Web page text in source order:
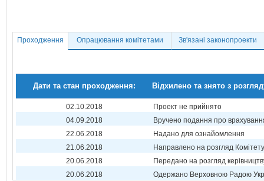
Проходження Опрацювання комітетами Зв'язані законопроекти
Дати та стан проходження: Відхилено та знято з
02.10.2018
Проект не прийнято
04.09.2018
Вручено подання про
22.06.2018
Надано для ознайомлення
21.06.2018
Направлено на розгляд Комітету
20.06.2018
Передано на розгляд
20.06.2018
Одержано Верховною Радою